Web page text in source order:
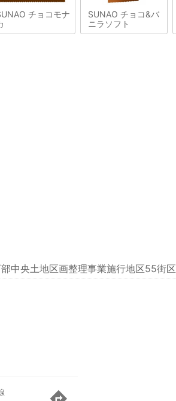
チョコモナ
SUNAO チョコ&バ
ニラソフト
中央土地区画整理事業施行地区55街区